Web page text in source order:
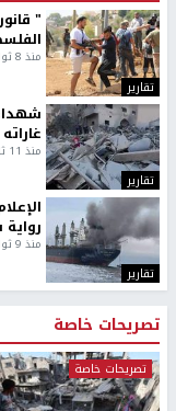
تقارير
"
منذ 8 ثواني
تقارير
منذ 11 ثانية
تقارير
منذ 9 ثواني
تصريحات خاصة
تصريحات خاصة